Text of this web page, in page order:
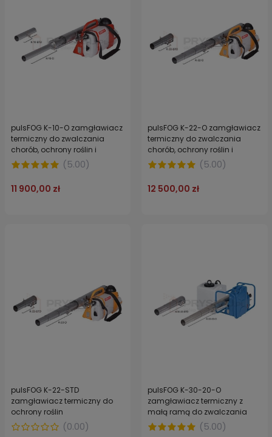
pulsFOG K-10-O zamgławiacz
termiczny do zwalczania
chorób, ochrony roślin i
zapasów magazynowych
oraz dezynfekcji pomieszczeń
(5.00)
11 900,00 zł
pulsFOG K-22-O zamgławiacz
termiczny do zwalczania
chorób, ochrony roślin i
zapasów magazynowych
oraz dezynfekcji pomieszczeń
(5.00)
12 500,00 zł
pulsFOG K-22-STD
zamgławiacz termiczny do
ochrony roślin
(0.00)
pulsFOG K-30-20-O
zamgławiacz termiczny z
małą ramą do zwalczania
chorób, ochrony roślin i
zapasów magazynowych
(5.00)